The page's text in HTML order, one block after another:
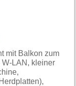
mit Balkon zum
W-LAN, kleiner